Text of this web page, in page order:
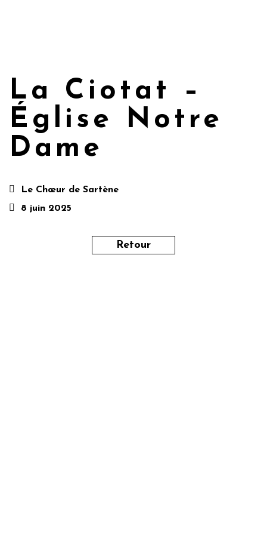
La Ciotat –
Église Notre
Dame
Le Chœur de Sartène
8 juin 2025
Retour